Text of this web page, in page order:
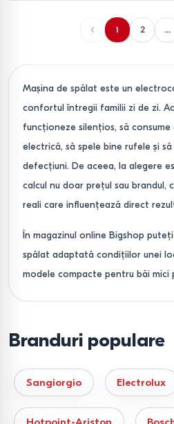
1 2 ...
Mașina de spălat este un
confortul întregii familii zi de zi.
funcționeze silențios, să
electrică, să spele bine rufele și
defecțiuni. De aceea, la alegere
calcul nu doar prețul sau brandul,
reali care influențează direct
În magazinul online Bigshop
spălat adaptată condițiilor unei
modele compacte pentru băi mici
beneficiază de garanție oficială și
în toată Moldova.
Ce tipuri de
sunt disponibile
Branduri populare
Sangiorgio Electrolux